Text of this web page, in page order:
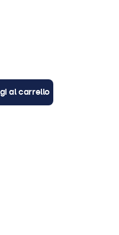
al carrello